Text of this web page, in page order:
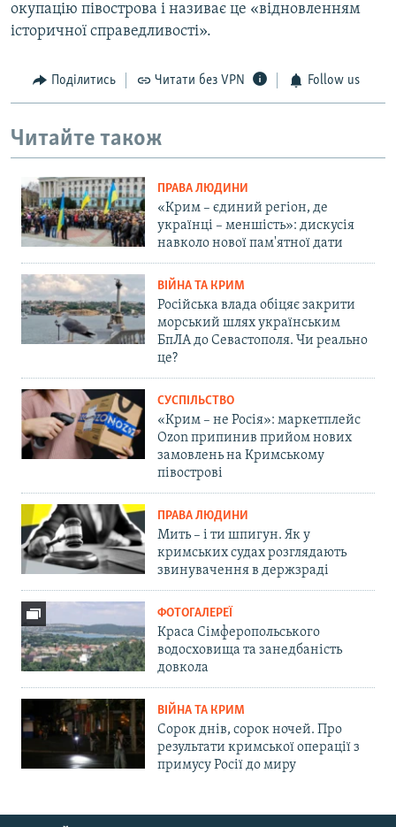
окупацію півострова і називає це «відновленням
історичної справедливості».
Поділитись Читати без VPN Follow us
Читайте також
ПРАВА ЛЮДИНИ
«Крим – єдиний регіон, де
українці – меншість»: дискусія
навколо нової пам'ятної дати
ВІЙНА ТА КРИМ
Російська влада обіцяє закрити
морський шлях українським
БпЛА до Севастополя. Чи реально
це?
СУСПІЛЬСТВО
«Крим – не Росія»: маркетплейс
Ozon припинив прийом нових
замовлень на Кримському
півострові
ПРАВА ЛЮДИНИ
Мить – і ти шпигун. Як у
кримських судах розглядають
звинувачення в держзраді
ФОТОГАЛЕРЕЇ
Краса Сімферопольського
водосховища та занедбаність
довкола
ВІЙНА ТА КРИМ
Сорок днів, сорок ночей. Про
результати кримської операції з
примусу Росії до миру